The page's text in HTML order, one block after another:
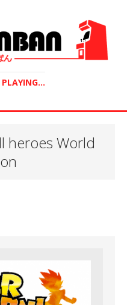
heroes World